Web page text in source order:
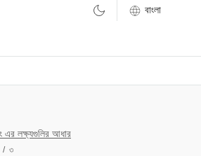
এর লক্ষ্যগুলির আধার
/ ৩